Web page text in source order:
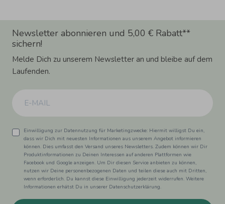
Newsletter abonnieren und 5,00 € Rabatt**
sichern!
Melde Dich zu unserem Newsletter an und bleibe auf dem
Laufenden.
Einwilligung zur Datennutzung für Marketingzwecke: Hiermit willigst Du ein,
dass wir Dich mit neuesten Informationen aus unserem Angebot informieren
können. Dies umfasst den Versand unseres Newsletters. Zudem können wir Dir
Produktinformationen zu Deinen Interessen auf anderen Plattformen wie
Facebook und Google anzeigen. Um Dir diesen Service anbieten zu können,
nutzen wir Deine personenbezogenen Daten und teilen diese auch mit Dritten,
wenn erforderlich. Du kannst diese Einwilligung jederzeit widerrufen. Weitere
Informationen erhätst Du in unserer Datenschutzerklärung.